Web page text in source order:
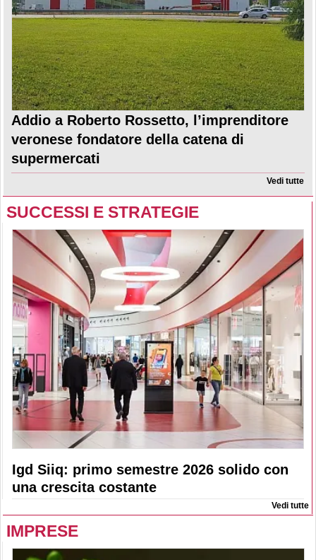
Addio a Roberto Rossetto, l’imprenditore
veronese fondatore della catena di
supermercati
Vedi tutte
SUCCESSI E STRATEGIE
Igd Siiq: primo semestre 2026 solido con
una crescita costante
Vedi tutte
IMPRESE